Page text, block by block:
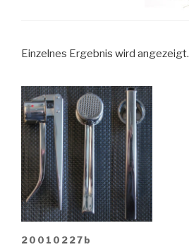
Einzelnes Ergebnis wird angezeigt.
20010227b